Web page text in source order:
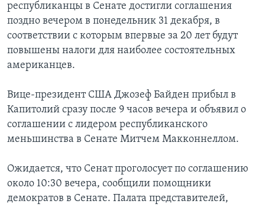
республиканцы в Сенате достигли соглашения
поздно вечером в понедельник 31 декабря, в
соответствии с которым впервые за 20 лет будут
повышены налоги для наиболее состоятельных
американцев.
Вице-президент США Джозеф Байден прибыл в
Капитолий сразу после 9 часов вечера и объявил о
соглашении с лидером республиканского
меньшинства в Сенате Митчем Макконнеллом.
Ожидается, что Сенат проголосует по соглашению
около 10:30 вечера, сообщили помощники
демократов в Сенате. Палата представителей,